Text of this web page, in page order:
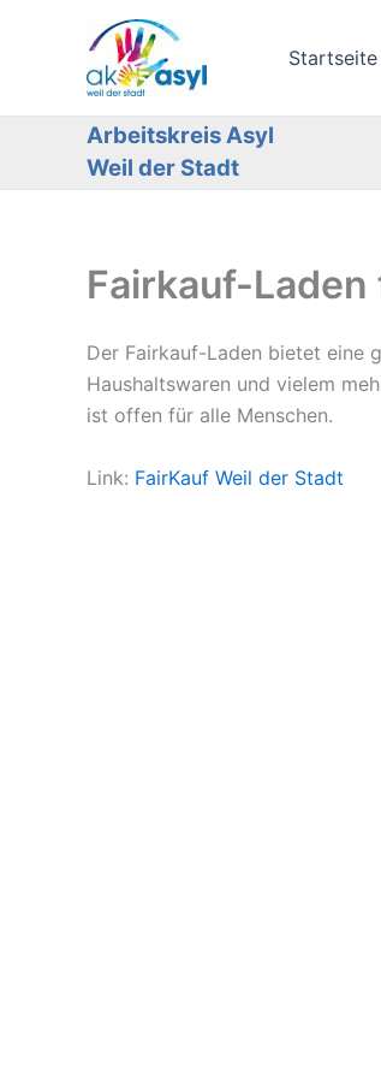
Startseite
Arbeitskreis Asyl
Weil der Stadt
Fairkauf-
Der Fairkauf-Laden bietet eine
Haushaltswaren und vielem
ist offen für alle Menschen.
Link: FairKauf Weil der Stadt